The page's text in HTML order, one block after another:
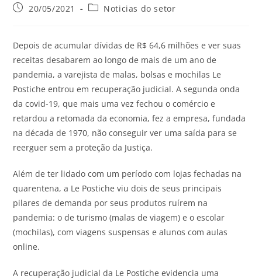
20/05/2021
Noticias do setor
Depois de acumular dívidas de R$ 64,6 milhões e ver suas
receitas desabarem ao longo de mais de um ano de
pandemia, a varejista de malas, bolsas e mochilas Le
Postiche entrou em recuperação judicial. A segunda onda
da covid-19, que mais uma vez fechou o comércio e
retardou a retomada da economia, fez a empresa, fundada
na década de 1970, não conseguir ver uma saída para se
reerguer sem a proteção da Justiça.
Além de ter lidado com um período com lojas fechadas na
quarentena, a Le Postiche viu dois de seus principais
pilares de demanda por seus produtos ruírem na
pandemia: o de turismo (malas de viagem) e o escolar
(mochilas), com viagens suspensas e alunos com aulas
online.
A recuperação judicial da Le Postiche evidencia uma